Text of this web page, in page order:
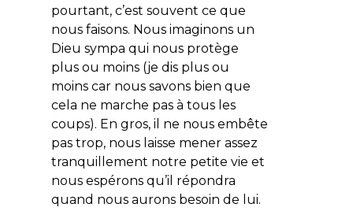
pourtant, c’est souvent ce que
nous faisons. Nous imaginons un
Dieu sympa qui nous protège
plus ou moins (je dis plus ou
moins car nous savons bien que
cela ne marche pas à tous les
coups). En gros, il ne nous embête
pas trop, nous laisse mener assez
tranquillement notre petite vie et
nous espérons qu’il répondra
quand nous aurons besoin de lui.